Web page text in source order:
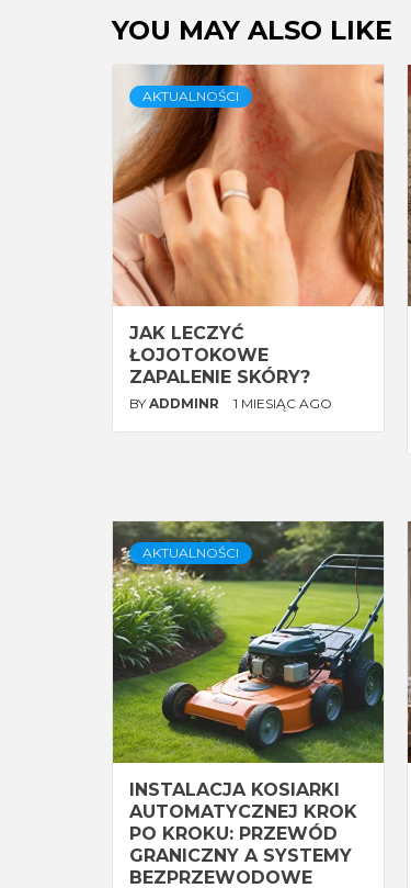
YOU MAY ALSO LIKE
AKTUALNOŚCI
JAK LECZYĆ
ŁOJOTOKOWE
ZAPALENIE SKÓRY?
BY ADDMINR 1 MIESIĄC AGO
AKTUALNOŚCI
INSTALACJA KOSIARKI
AUTOMATYCZNEJ KROK
PO KROKU: PRZEWÓD
GRANICZNY A SYSTEMY
BEZPRZEWODOWE